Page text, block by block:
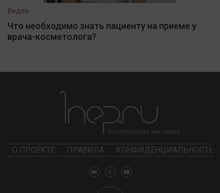
Видео
Что необходимо знать пациенту на приеме у
врача-косметолога?
О ПРОЕКТЕ ПРАВИЛА КОНФИДЕНЦИАЛЬНОСТЬ